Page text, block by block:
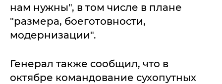
нам нужны", в том числе в плане
"размера, боеготовности,
модернизации".
Генерал также сообщил, что в
октябре командование сухопутных